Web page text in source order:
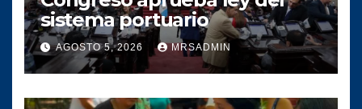
sistema portuario
AGOSTO 5, 2026 MRSADMIN